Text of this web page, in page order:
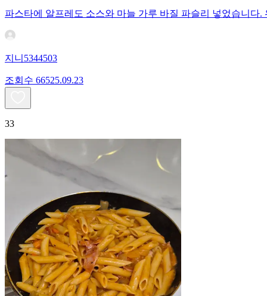
파스타에 알프레도 소스와 마늘 가루 바질 파슬리 넣었습니
지니5344503
조회수 66525.09.23
33